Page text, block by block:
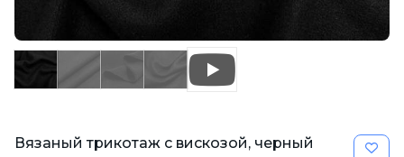
Вязаный трикотаж с вискозой, черный